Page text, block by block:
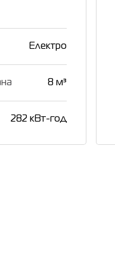
Електро
8 м³
282 кВт-год